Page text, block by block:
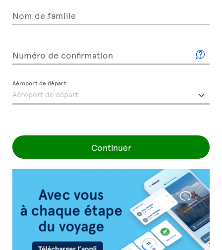
Nom de famille
Numéro de confirmation
Aéroport de départ
Continuer